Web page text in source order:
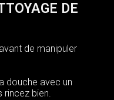
DE
de manipuler
douche avec un
rincez bien.